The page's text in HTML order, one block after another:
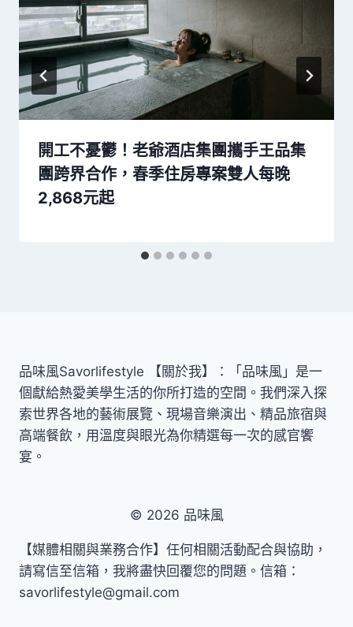
開工不憂鬱！老爺酒店集團攜手王品集
團跨界合作，春季住房專案雙人每晚
2,868元起
品味風Savorlifestyle 【關於我】：「品味風」是一
個獻給熱愛美學生活的你所打造的空間。我們深入探
索世界各地的藝術展覽、現場音樂演出、精品旅宿與
高端餐飲，用溫度與眼光為你精選每一次的感官饗
宴。
© 2026 品味風
【媒體相關與業務合作】任何相關活動配合與協助，
請寫信至信箱，我將盡快回覆您的問題。信箱：
savorlifestyle@gmail.com